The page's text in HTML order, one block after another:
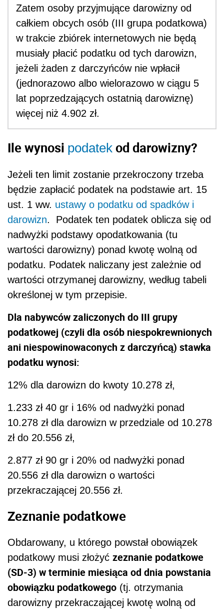
Zatem osoby przyjmujące darowizny od
całkiem obcych osób (III grupa podatkowa)
w trakcie zbiórek internetowych nie będą
musiały płacić podatku od tych darowizn,
jeżeli żaden z darczyńców nie wpłacił
(jednorazowo albo wielorazowo w ciągu 5
lat poprzedzających ostatnią darowiznę)
więcej niż 4.902 zł.
Ile wynosi podatek od darowizny?
Jeżeli ten limit zostanie przekroczony trzeba
będzie zapłacić podatek na podstawie art. 15
ust. 1 ww. ustawy o podatku od spadków i
darowizn. Podatek ten podatek oblicza się od
nadwyżki podstawy opodatkowania (tu
wartości darowizny) ponad kwotę wolną od
podatku. Podatek naliczany jest zależnie od
wartości otrzymanej darowizny, według tabeli
określonej w tym przepisie.
Dla nabywców zaliczonych do III grupy
podatkowej (czyli dla osób niespokrewnionych
ani niespowinowaconych z darczyńcą) stawka
podatku wynosi:
12% dla darowizn do kwoty 10.278 zł,
1.233 zł 40 gr i 16% od nadwyżki ponad
10.278 zł dla darowizn w przedziale od 10.278
zł do 20.556 zł,
2.877 zł 90 gr i 20% od nadwyżki ponad
20.556 zł dla darowizn o wartości
przekraczającej 20.556 zł.
Zeznanie podatkowe
Obdarowany, u którego powstał obowiązek
podatkowy musi złożyć zeznanie podatkowe
(SD-3) w terminie miesiąca od dnia powstania
obowiązku podatkowego (tj. otrzymania
darowizny przekraczającej kwotę wolną od